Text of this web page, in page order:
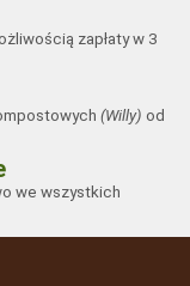
zapłaty w 3
(Willy) od
we wszystkich